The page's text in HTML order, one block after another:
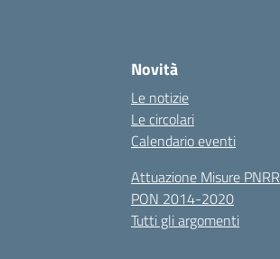
Novità
Le notizie
Le circolari
Calendario eventi
Attuazione Misure PNRR
PON 2014-2020
Tutti gli argomenti